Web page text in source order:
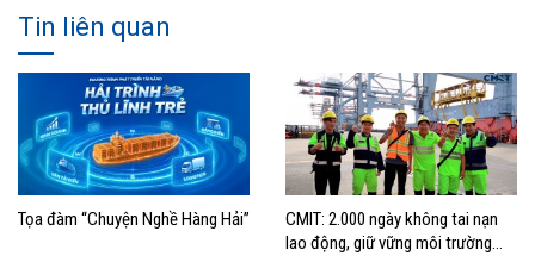
Tin liên quan
Tọa đàm “Chuyện Nghề Hàng Hải”
CMIT: 2.000 ngày không tai nạn
lao động, giữ vững môi trường